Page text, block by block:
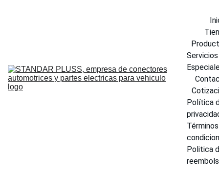
Servicios
Política
Politica